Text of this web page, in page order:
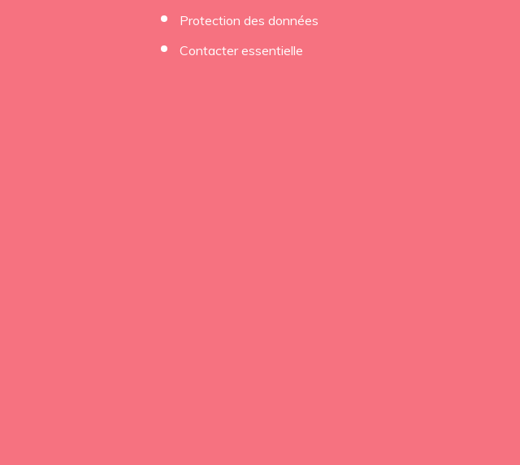
Protection des données
Contacter essentielle